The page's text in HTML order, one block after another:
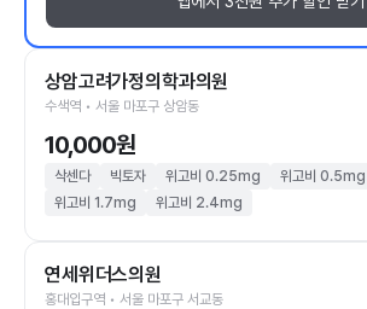
상암고려가정의학과의원
수색역 • 서울 마포구 상암동
10,000원
삭센다 빅토자 위고비 0.25mg 위고비 0.5mg
위고비 1.7mg
위고비 2.4mg
연세위더스의원
홍대입구역 • 서울 마포구 서교동